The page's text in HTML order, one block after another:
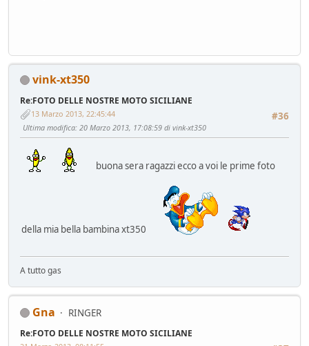
vink-xt350
Re:FOTO DELLE NOSTRE MOTO SICILIANE
#36
13 Marzo 2013, 22:45:44
Ultima modifica: 20 Marzo 2013, 17:08:59 di vink-xt350
buona sera ragazzi ecco a voi le prime foto
della mia bella bambina xt350
A tutto gas
Gna RINGER
Re:FOTO DELLE NOSTRE MOTO SICILIANE